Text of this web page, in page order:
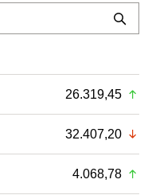
26.319,45
32.407,20
4.068,78